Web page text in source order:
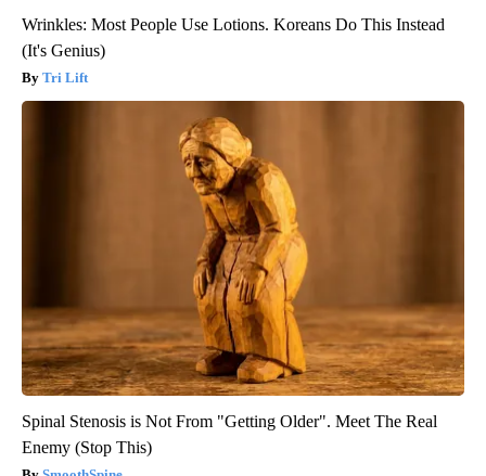
Wrinkles: Most People Use Lotions. Koreans Do This Instead
(It's Genius)
Tri Lift
Spinal Stenosis is Not From "Getting Older". Meet The Real
Enemy (Stop This)